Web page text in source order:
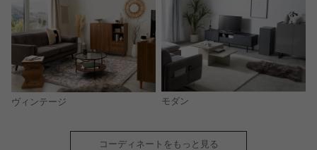
ヴィンテージ モダン
コーディネートをもっと見る